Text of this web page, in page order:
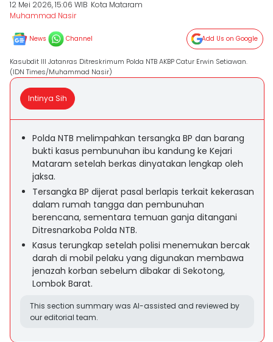
12 Mei 2026, 15:06 WIB Kota Mataram
Muhammad Nasir
News Channel Add Us on Google
Kasubdit III Jatanras Ditreskrimum Polda NTB AKBP Catur Erwin Setiawan.
(IDN Times/Muhammad Nasir)
Intinya Sih
Polda NTB melimpahkan tersangka BP dan barang
bukti kasus pembunuhan ibu kandung ke Kejari
Mataram setelah berkas dinyatakan lengkap oleh
jaksa.
Tersangka BP dijerat pasal berlapis terkait kekerasan
dalam rumah tangga dan pembunuhan
berencana, sementara temuan ganja ditangani
Ditresnarkoba Polda NTB.
Kasus terungkap setelah polisi menemukan bercak
darah di mobil pelaku yang digunakan membawa
jenazah korban sebelum dibakar di Sekotong,
Lombok Barat.
This section summary was AI-assisted and reviewed by
our editorial team.